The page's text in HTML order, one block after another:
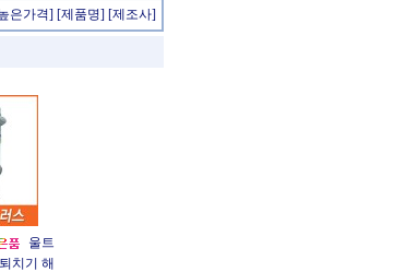
은가격] [제품명] [제조사]
울트
치기 해